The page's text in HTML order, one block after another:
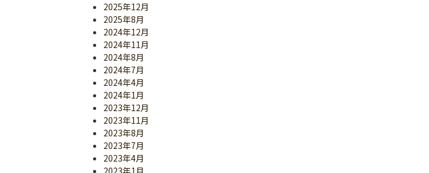
2025年12月
2025年8月
2024年12月
2024年11月
2024年8月
2024年7月
2024年4月
2024年1月
2023年12月
2023年11月
2023年8月
2023年7月
2023年4月
2023年1月